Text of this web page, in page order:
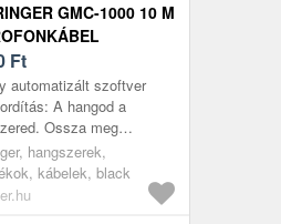
GMC-1000 10 M
Ft
automatizált szoftver
A hangod a
Ossza meg
a PMC sorozatú
Közvetlenül bármely
hangszerek,
kábelek, black